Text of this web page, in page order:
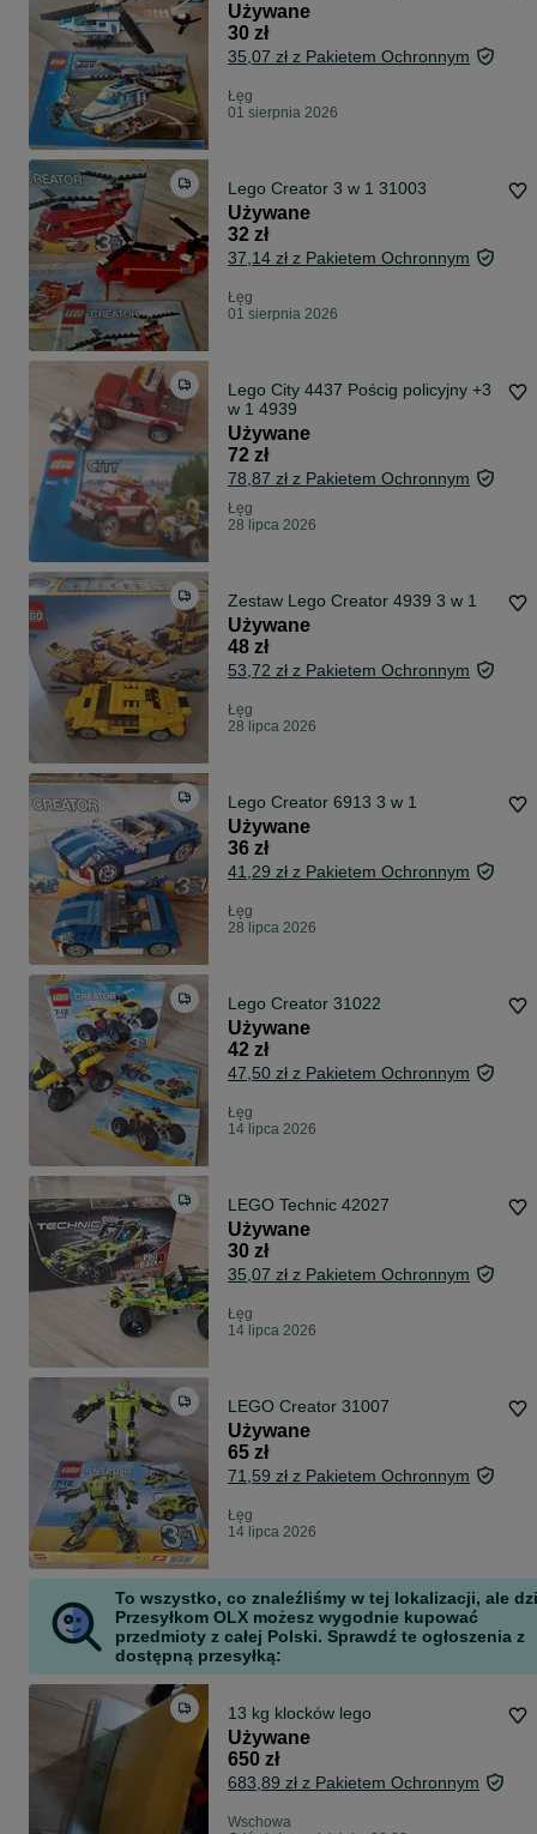
Używane
30 zł
35,07 zł z Pakietem Ochronnym
Łęg
01 sierpnia 2026
Lego Creator 3 w 1 31003
Używane
32 zł
37,14 zł z Pakietem Ochronnym
Łęg
01 sierpnia 2026
Lego City 4437 Pościg policyjny +3
w 1 4939
Używane
72 zł
78,87 zł z Pakietem Ochronnym
Łęg
28 lipca 2026
Zestaw Lego Creator 4939 3 w 1
Używane
48 zł
53,72 zł z Pakietem Ochronnym
Łęg
28 lipca 2026
Lego Creator 6913 3 w 1
Używane
36 zł
41,29 zł z Pakietem Ochronnym
Łęg
28 lipca 2026
Lego Creator 31022
Używane
42 zł
47,50 zł z Pakietem Ochronnym
Łęg
14 lipca 2026
LEGO Technic 42027
Używane
30 zł
35,07 zł z Pakietem Ochronnym
Łęg
14 lipca 2026
LEGO Creator 31007
Używane
65 zł
71,59 zł z Pakietem Ochronnym
Łęg
14 lipca 2026
To wszystko, co znaleźliśmy w tej lokalizacji, ale
Przesyłkom OLX możesz wygodnie kupować
przedmioty z całej Polski. Sprawdź te ogłoszenia z
dostępną przesyłką:
13 kg klocków lego
Używane
650 zł
683,89 zł z Pakietem Ochronnym
Wschowa